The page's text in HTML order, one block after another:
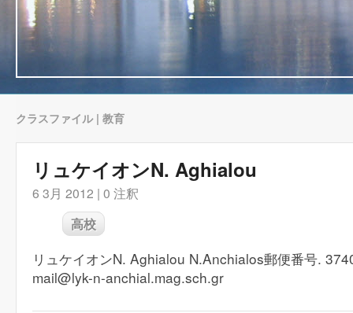
クラスファイル | 教育
リュケイオンN. Aghialou
6 3月 2012 | 0 注釈
高校
リュケイオンN. Aghialou N.Anchialos郵便番号.
mail@lyk-n-anchial.mag.sch.gr